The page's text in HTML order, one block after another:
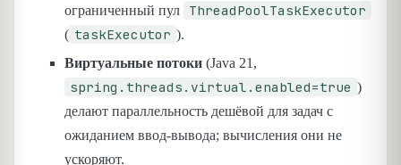
ограниченный пул
ThreadPoolTaskExecutor
( taskExecutor ).
Виртуальные потоки (Java 21,
spring.threads.virtual.enabled=true )
делают параллельность дешёвой для задач с
ожиданием ввод-вывода; вычисления они не
ускоряют.